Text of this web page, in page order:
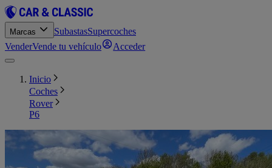
Marcas SubastasSupercoches
VenderVende tu vehículo Acceder
Inicio
Coches
Rover
P6